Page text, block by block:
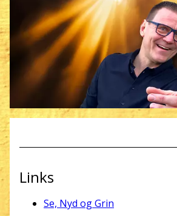
Links
Se, Nyd og Grin